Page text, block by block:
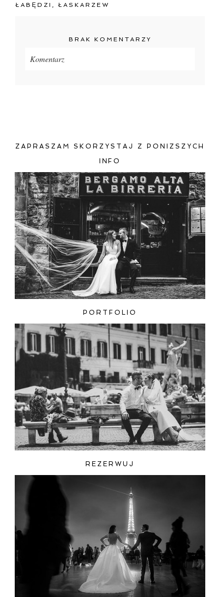
ŁABĘDZI
,ŁASKARZEW
BRAK KOMENTARZY
Komentarz
ZAMIEŚĆ KOMENTARZ
ZAPRASZAM SKORZYSTAJ Z PONIZSZYCH
INFO
PORTFOLIO
REZERWUJ